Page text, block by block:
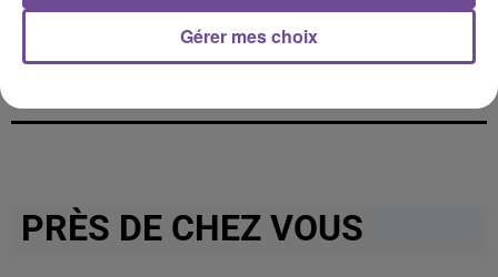
en cliquant sur le bouton ci-dessous.
Afficher l'élément
PRÈS DE CHEZ VOUS
Gérer mes choix